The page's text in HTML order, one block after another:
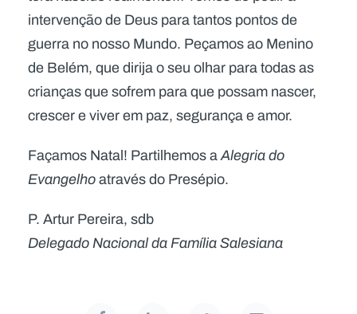
intervenção de Deus para tantos pontos de
guerra no nosso Mundo. Peçamos ao Menino
de Belém, que dirija o seu olhar para todas as
crianças que sofrem para que possam nascer,
crescer e viver em paz, segurança e amor.
Façamos Natal! Partilhemos aAlegria do
Evangelhoatravés do Presépio.
P. Artur Pereira, sdb
Delegado Nacional da Família Salesiana